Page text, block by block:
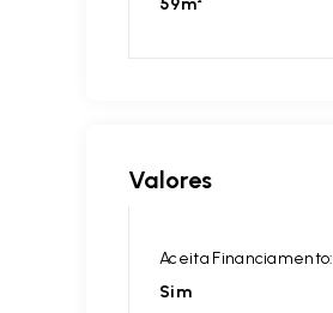
59m²
Valores
Aceita Financiamento:
Sim